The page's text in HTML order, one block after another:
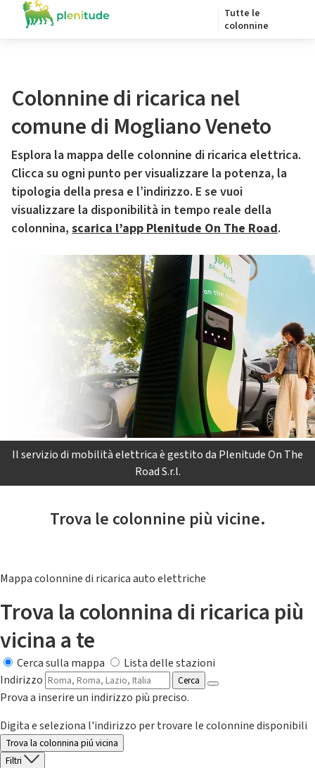
Tutte le
colonnine
Colonnine di ricarica nel
comune di Mogliano Veneto
Esplora la mappa delle colonnine di ricarica elettrica.
Clicca su ogni punto per visualizzare la potenza, la
tipologia della presa e l’indirizzo. E se vuoi
visualizzare la disponibilità in tempo reale della
colonnina, scarica l’app Plenitude On The Road.
Il servizio di mobilità elettrica è gestito da Plenitude On The
Road S.r.l.
Trova le colonnine più vicine.
Mappa colonnine di ricarica auto elettriche
Trova la colonnina di ricarica più
vicina a te
Cerca sulla mappa
Lista delle stazioni
Indirizzo
Cerca
Prova a inserire un indirizzo più preciso.
Digita e seleziona l'indirizzo per trovare le colonnine disponibili
Trova la colonnina piú vicina
Filtri